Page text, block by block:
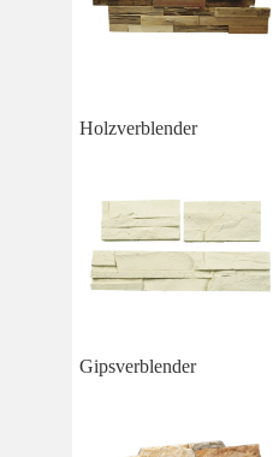
Holzverblender
Gipsverblender